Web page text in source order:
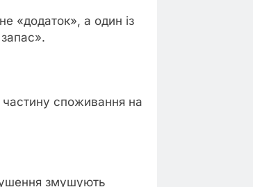
«додаток», а один із
частину споживання на
змушують